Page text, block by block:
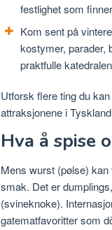
festlighet som
Kom sent på
kostymer, parader,
praktfulle
Utforsk flere ting du
attraksjonene i
Hva å spise
Mens wurst (pølse)
smak. Det er
(svineknoke).
gatematfavoritter som